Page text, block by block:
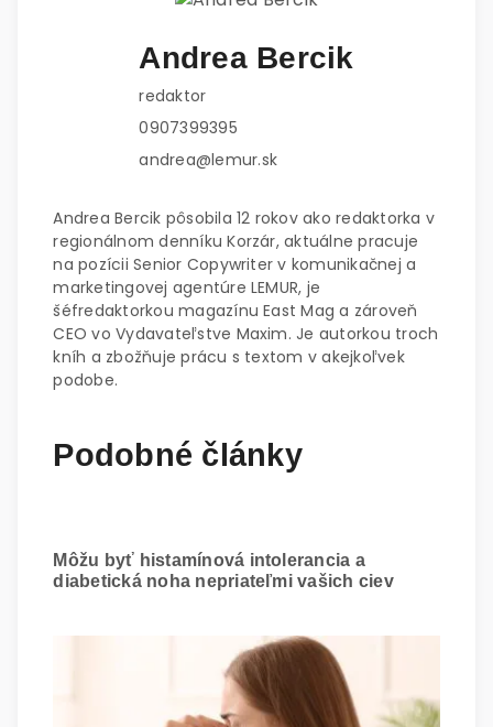
Andrea Bercik
redaktor
0907399395
andrea@lemur.sk
Andrea Bercik pôsobila 12 rokov ako redaktorka v
regionálnom denníku Korzár, aktuálne pracuje
na pozícii Senior Copywriter v komunikačnej a
marketingovej agentúre LEMUR, je
šéfredaktorkou magazínu East Mag a zároveň
CEO vo Vydavateľstve Maxim. Je autorkou troch
kníh a zbožňuje prácu s textom v akejkoľvek
podobe.
Podobné články
Môžu byť histamínová intolerancia a
diabetická noha nepriateľmi vašich ciev